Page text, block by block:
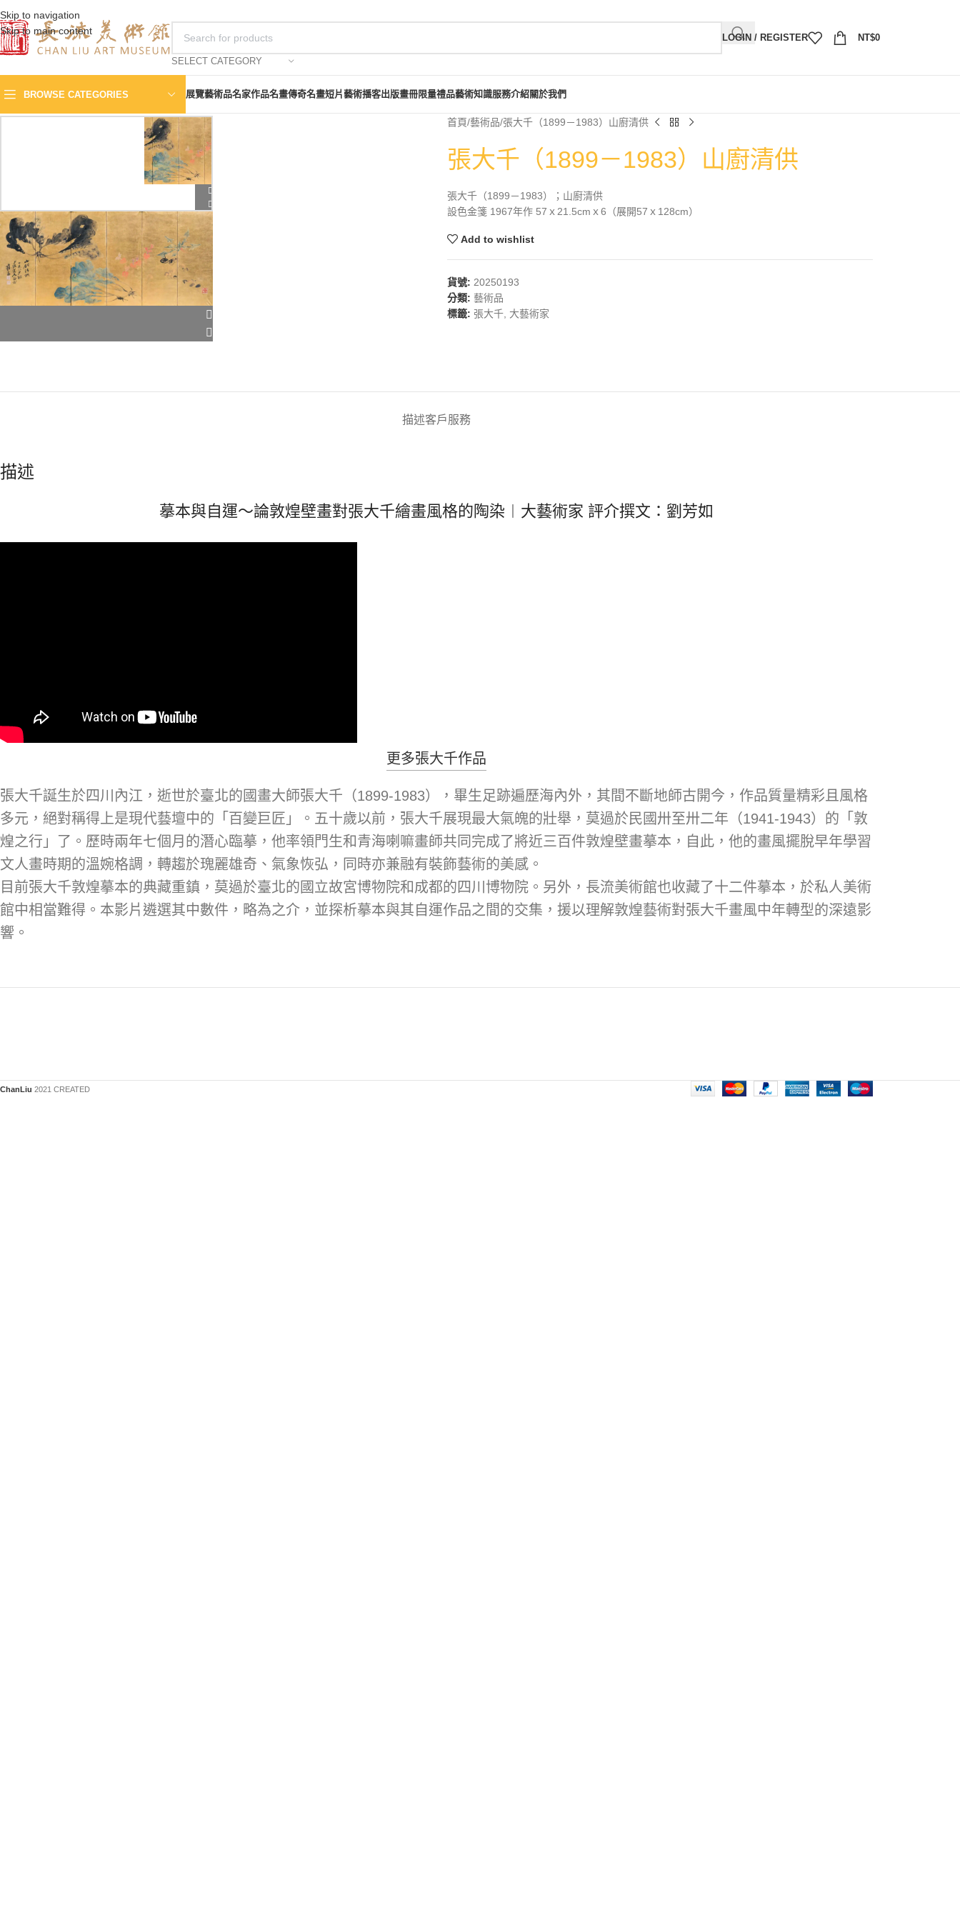
Skip to navigation
Skip to main content
SELECT CATEGORY
LOGIN / REGISTER NT$0
BROWSE CATEGORIES 展覽藝術品名家作品名畫傳奇名畫短片藝術播客出版畫冊限量禮品藝術知識服務介紹關於我們
首頁 藝術品 張大千（1899－1983）山廚清供
張大千（1899－1983）山廚清供
張大千（1899－1983）；山廚清供
設色金箋 1967年作 57ｘ21.5cmｘ6（展開57ｘ128cm）
Add to wishlist
貨號: 20250193
分類: 藝術品
標籤: 張大千, 大藝術家
描述客戶服務
描述
摹本與自運～論敦煌壁畫對張大千繪畫風格的陶染︱大藝術家 評介撰文：劉芳如
更多張大千作品
張大千誕生於四川內江，逝世於臺北的國畫大師張大千（1899-1983），畢生足跡遍歷海內外，其間不斷地師古開今，作品質量精彩且風格
多元，絕對稱得上是現代藝壇中的「百變巨匠」。五十歲以前，張大千展現最大氣魄的壯舉，莫過於民國卅至卅二年（1941-1943）的「敦
煌之行」了。歷時兩年七個月的潛心臨摹，他率領門生和青海喇嘛畫師共同完成了將近三百件敦煌壁畫摹本，自此，他的畫風擺脫早年學習
文人畫時期的溫婉格調，轉趨於瑰麗雄奇、氣象恢弘，同時亦兼融有裝飾藝術的美感。
目前張大千敦煌摹本的典藏重鎮，莫過於臺北的國立故宮博物院和成都的四川博物院。另外，長流美術館也收藏了十二件摹本，於私人美術
館中相當難得。本影片遴選其中數件，略為之介，並探析摹本與其自運作品之間的交集，援以理解敦煌藝術對張大千畫風中年轉型的深遠影
響。
ChanLiu 2021 CREATED